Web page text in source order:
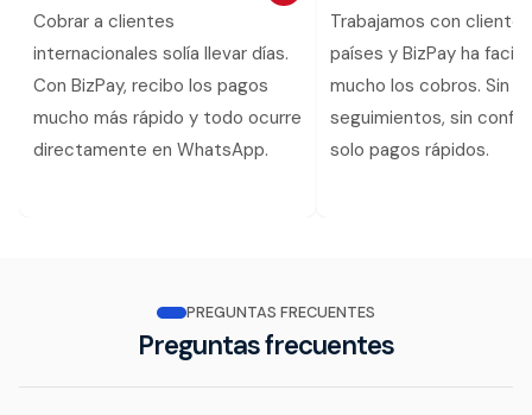
Cobrar a clientes
internacionales solía llevar días.
Con BizPay, recibo los pagos
mucho más rápido y todo ocurre
directamente en WhatsApp.
Trabajamos con
países y BizPay ha
mucho los cobros. Sin
seguimientos, sin
solo pagos rápidos.
PREGUNTAS FRECUENTES
Preguntas frecuentes